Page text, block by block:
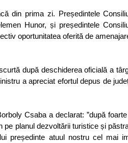
din prima zi. Președintele
Hunor, și președintele
oportunitatea oferită de
după deschiderea oficială a
a apreciat efortul depus de
Csaba a declarat: ”după
planul dezvoltării turistice și
președinte atuul nostru cel mai